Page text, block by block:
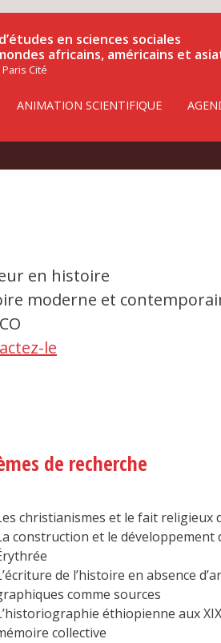
en sciences sociales
africains, américains et
Cité
ANIMATION SCIENTIFIQUE
en histoire
moderne et
le
de recherche
christianismes et le fait religieux
construction et le développement
de l’histoire en absence
comme sources
éthiopienne aux
collective